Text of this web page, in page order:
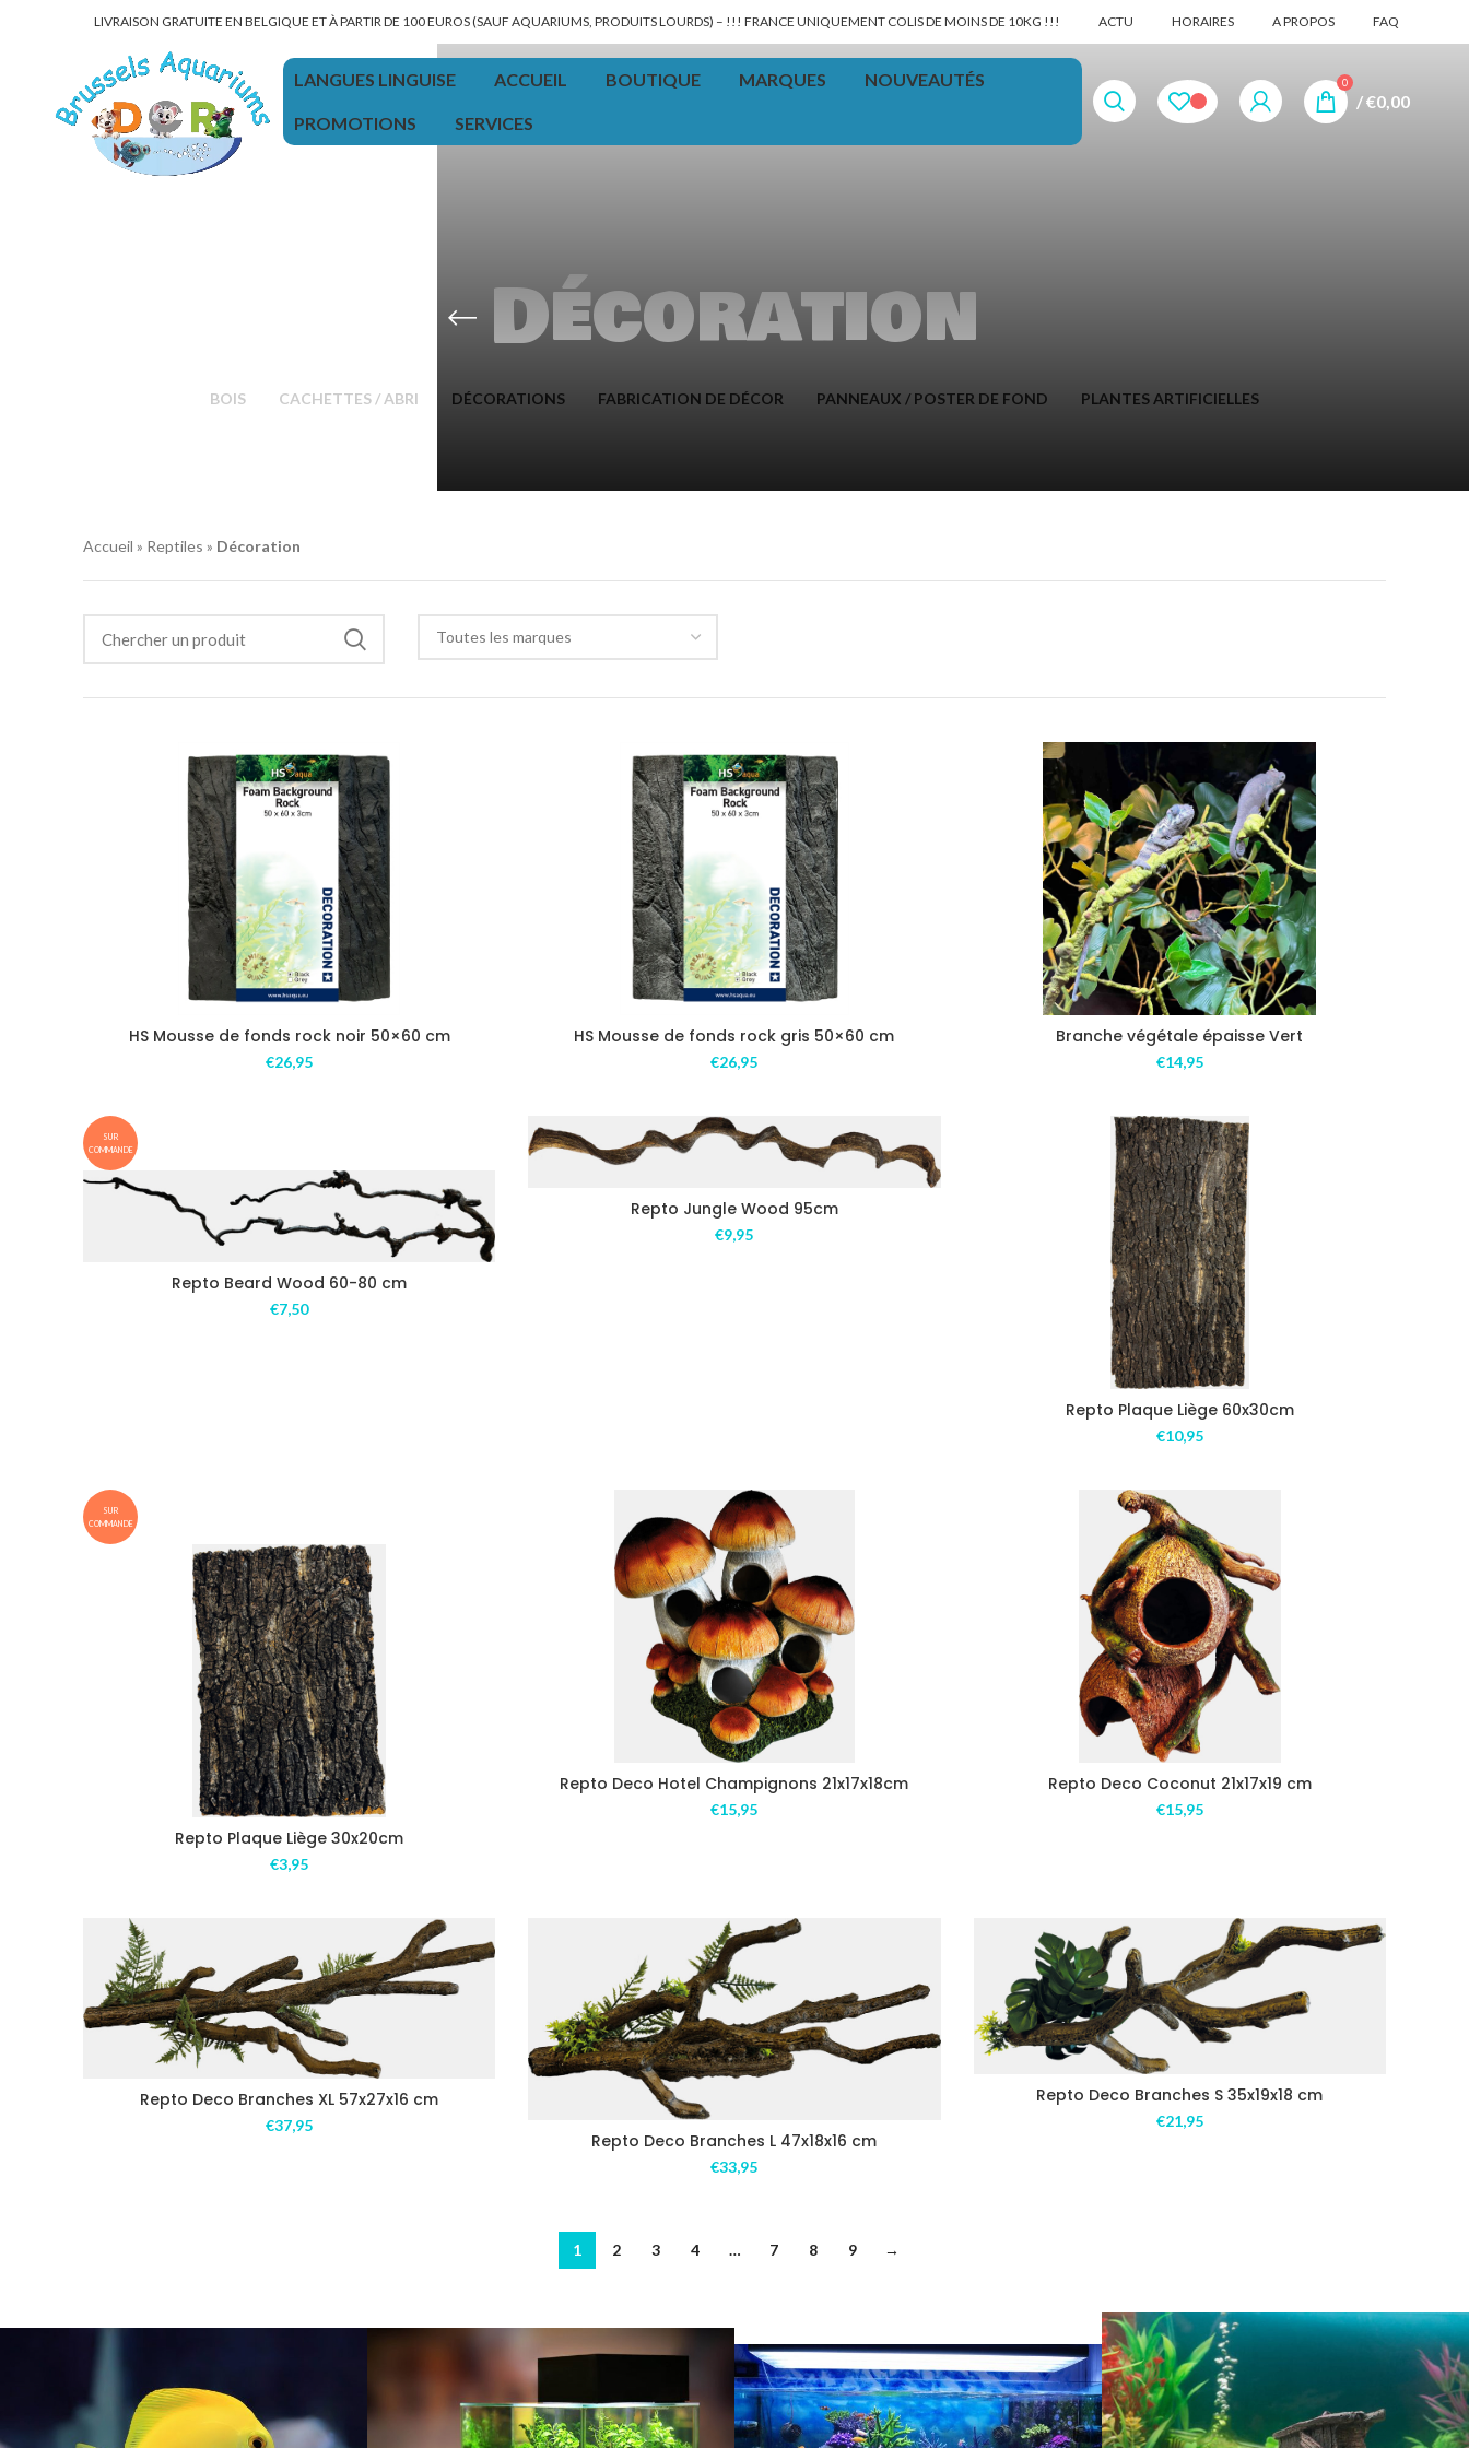
LIVRAISON GRATUITE EN BELGIQUE ET À PARTIR DE 100 EUROS (SAUF AQUARIUMS, PRODUITS LOURDS) – !!! FRANCE UNIQUEMENT COLIS DE MOINS DE 10KG !!! ACTU HORAIRES A PROPOS FAQ
LANGUES LINGUISE ACCUEIL BOUTIQUE MARQUES NOUVEAUTÉS
PROMOTIONS SERVICES
0
/€0,00
Décoration
BOIS CACHETTES / ABRI DÉCORATIONS FABRICATION DE DÉCOR PANNEAUX / POSTER DE FOND PLANTES ARTIFICIELLES
Accueil » Reptiles » Décoration
Toutes les marques
HS Mousse de fonds rock noir 50×60 cm
€26,95
HS Mousse de fonds rock gris 50×60 cm
€26,95
Branche végétale épaisse Vert
€14,95
SUR
COMMANDE
Repto Beard Wood 60-80 cm
€7,50
Repto Jungle Wood 95cm
€9,95
Repto Plaque Liège 60x30cm
€10,95
SUR
COMMANDE
Repto Plaque Liège 30x20cm
€3,95
Repto Deco Hotel Champignons 21x17x18cm
€15,95
Repto Deco Coconut 21x17x19 cm
€15,95
Repto Deco Branches XL 57x27x16 cm
€37,95
Repto Deco Branches L 47x18x16 cm
€33,95
Repto Deco Branches S 35x19x18 cm
€21,95
1 2 3 4 … 7 8 9 →